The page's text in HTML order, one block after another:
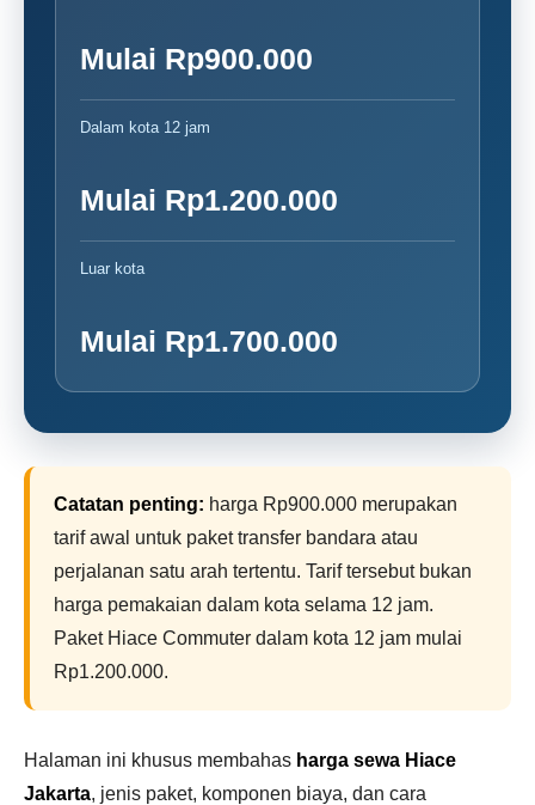
Mulai Rp900.000
Dalam kota 12 jam
Mulai Rp1.200.000
Luar kota
Mulai Rp1.700.000
Catatan penting: harga Rp900.000 merupakan
tarif awal untuk paket transfer bandara atau
perjalanan satu arah tertentu. Tarif tersebut bukan
harga pemakaian dalam kota selama 12 jam.
Paket Hiace Commuter dalam kota 12 jam mulai
Rp1.200.000.
Halaman ini khusus membahas harga sewa Hiace
Jakarta, jenis paket, komponen biaya, dan cara